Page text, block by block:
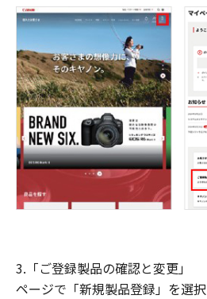
3.「ご登録製品の確認と変更」
ページで「新規製品登録」を選択